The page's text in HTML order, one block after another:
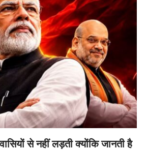
से नहीं लड़ती क्योंकि जानती है